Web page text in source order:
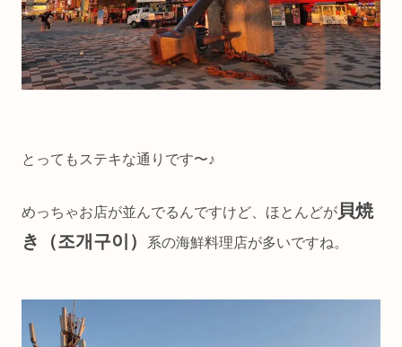
とってもステキな通りです〜♪
めっちゃお店が並んでるんですけど、ほとんどが 貝焼
き（조개구이）
系の海鮮料理店が多いですね。